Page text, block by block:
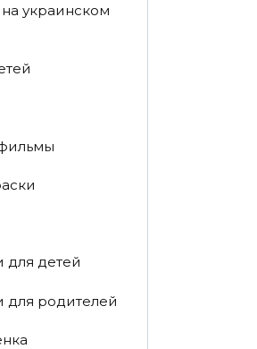
украинском
для детей
для родителей